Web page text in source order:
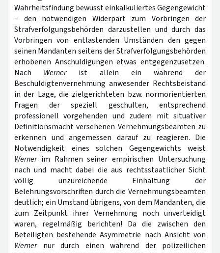
Wahrheitsfindung bewusst einkalkuliertes Gegengewicht
– den notwendigen Widerpart zum Vorbringen der
Strafverfolgungsbehörden darzustellen und durch das
Vorbringen von entlastenden Umständen den gegen
seinen Mandanten seitens der Strafverfolgungsbehörden
erhobenen Anschuldigungen etwas entgegenzusetzen.
Nach Wernerist allein ein während der
Beschuldigtenvernehmung anwesender Rechtsbeistand
in der Lage, die zielgerichteten bzw. normorientierten
Fragen der speziell geschulten, entsprechend
professionell vorgehenden und zudem mit situativer
Definitionsmacht versehenen Vernehmungsbeamten zu
erkennen und angemessen darauf zu reagieren. Die
Notwendigkeit eines solchen Gegengewichts weist
Wernerim Rahmen seiner empirischen Untersuchung
nach und macht dabei die aus rechtsstaatlicher Sicht
völlig unzureichende Einhaltung der
Belehrungsvorschriften durch die Vernehmungsbeamten
deutlich; ein Umstand übrigens, von dem Mandanten, die
zum Zeitpunkt ihrer Vernehmung noch unverteidigt
waren, regelmäßig berichten! Da die zwischen den
Beteiligten bestehende Asymmetrie nach Ansicht von
Wernernur durch einen während der polizeilichen